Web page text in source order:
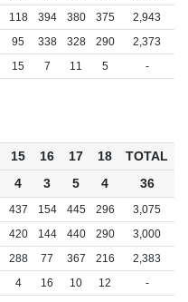
118 394 380 375
2,943
95 338 328 290
2,373
15 7 11 5 -
15 16 17 18
TOTAL
4 3 5 4 36
437 154 445 296
3,075
420 144 440 290
3,000
288 77 367 216
2,383
4 16 10 12 -